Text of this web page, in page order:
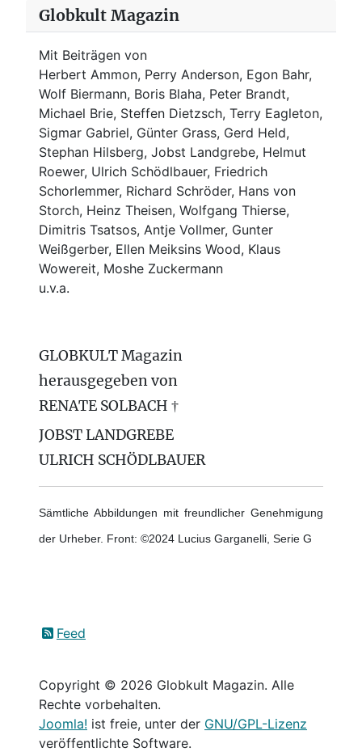
Globkult Magazin
Mit Beiträgen von
Herbert Ammon, Perry Anderson, Egon Bahr,
Wolf Biermann, Boris Blaha, Peter Brandt,
Michael Brie, Steffen Dietzsch, Terry Eagleton,
Sigmar Gabriel, Günter Grass, Gerd Held,
Stephan Hilsberg, Jobst Landgrebe, Helmut
Roewer, Ulrich Schödlbauer, Friedrich
Schorlemmer, Richard Schröder, Hans von
Storch, Heinz Theisen, Wolfgang Thierse,
Dimitris Tsatsos, Antje Vollmer, Gunter
Weißgerber, Ellen Meiksins Wood, Klaus
Wowereit, Moshe Zuckermann
u.v.a.
GLOBKULT Magazin
herausgegeben von
RENATE SOLBACH †
JOBST LANDGREBE
ULRICH SCHÖDLBAUER
Sämtliche Abbildungen mit freundlicher Genehmigung
der Urheber. Front: ©2024 Lucius Garganelli, Serie G
Feed
Copyright © 2026 Globkult Magazin. Alle
Rechte vorbehalten.
Joomla! ist freie, unter der GNU/GPL-Lizenz
veröffentlichte Software.